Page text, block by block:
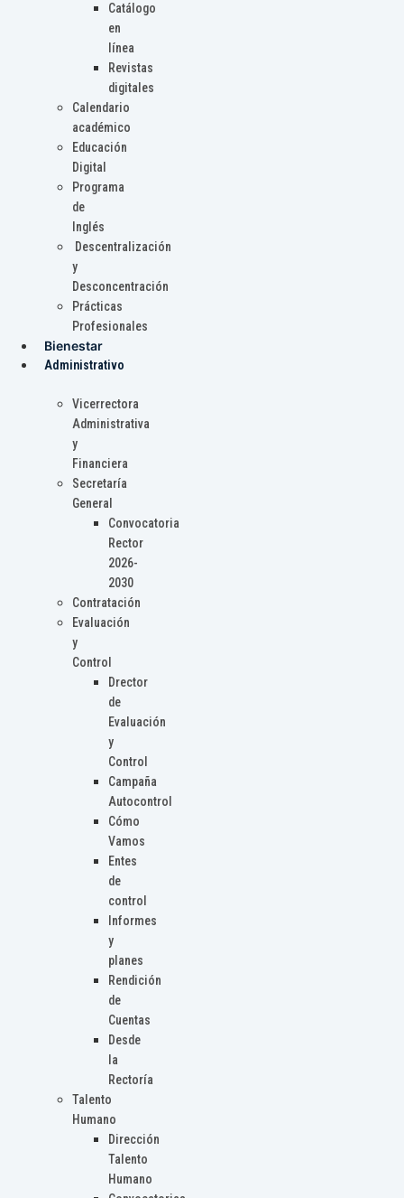
Catálogo
en
línea
Revistas
digitales
Calendario
académico
Educación
Digital
Programa
de
Inglés
Descentralización
y
Desconcentración
Prácticas
Profesionales
Bienestar
Administrativo
Vicerrectora
Administrativa
y
Financiera
Secretaría
General
Convocatoria
Rector
2026-
2030
Contratación
Evaluación
y
Control
Drector
de
Evaluación
y
Control
Campaña
Autocontrol
Cómo
Vamos
Entes
de
control
Informes
y
planes
Rendición
de
Cuentas
Desde
la
Rectoría
Talento
Humano
Dirección
Talento
Humano